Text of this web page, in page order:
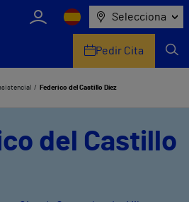
Selecciona
Pedir Cita
Federico del Castillo Díez
del Castillo